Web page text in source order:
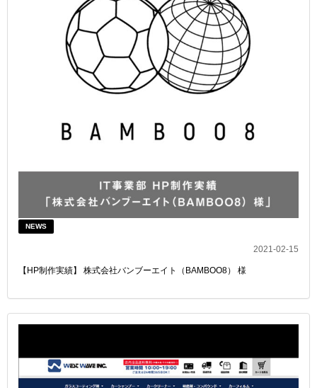
NEWS
2021-02-15
【HP制作実績】 株式会社バンブーエイト（BAMBOO8） 様